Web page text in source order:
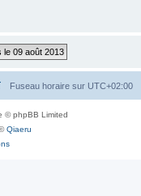
Fuseau horaire sur UTC+02:00
© phpBB Limited
Qiaeru